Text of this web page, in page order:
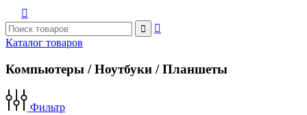



Каталог товаров
Компьютеры / Ноутбуки / Планшеты
Фильтр